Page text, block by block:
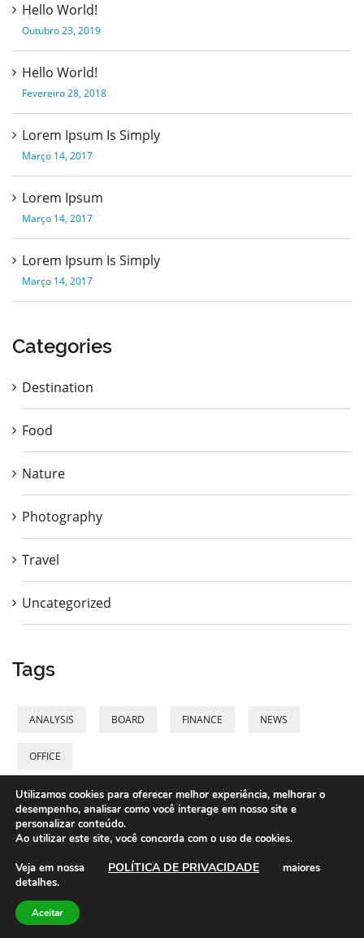
Hello World!
Outubro 23, 2019
Hello World!
Fevereiro 28, 2018
Lorem Ipsum Is Simply
Março 14, 2017
Lorem Ipsum
Março 14, 2017
Lorem Ipsum Is Simply
Março 14, 2017
Categories
Destination
Food
Nature
Photography
Travel
Uncategorized
Tags
ANALYSIS BOARD FINANCE NEWS
OFFICE
©2021 LASPEF - Desenvolvido por:
Utilizamos cookies para oferecer melhor experiência, melhorar o
desempenho, analisar como você interage em nosso site e
personalizar conteúdo.
Ao utilizar este site, você concorda com o uso de cookies.
Veja em nossa
POLÍTICA DE PRIVACIDADE
maiores
detalhes.
Aceitar